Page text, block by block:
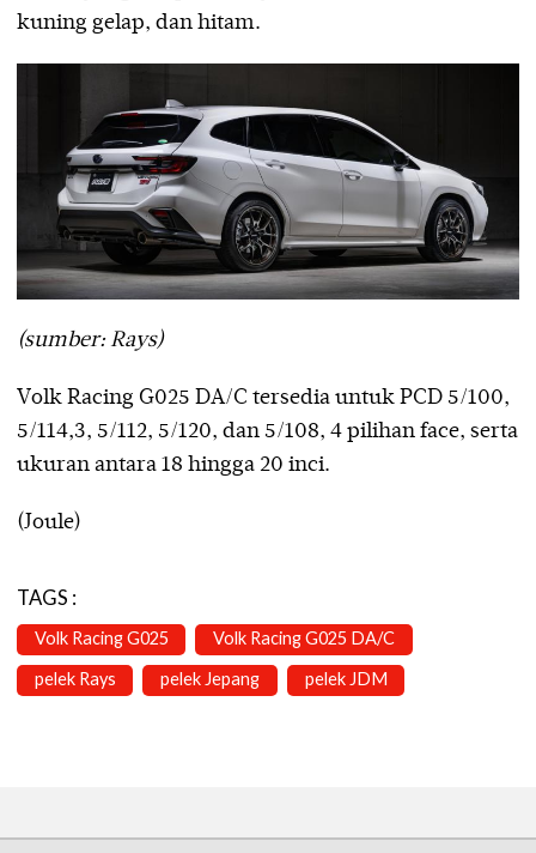
kuning gelap, dan hitam.
(sumber: Rays)
Volk Racing G025 DA/C tersedia untuk PCD 5/100,
5/114,3, 5/112, 5/120, dan 5/108, 4 pilihan face, serta
ukuran antara 18 hingga 20 inci.
(Joule)
TAGS :
Volk Racing G025 Volk Racing G025 DA/C
pelek Rays pelek Jepang pelek JDM